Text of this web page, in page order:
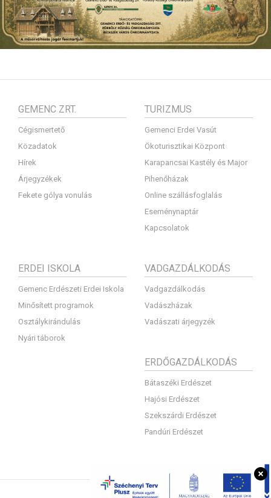
GEMENC ZRT.
Cégismertető
Közadatok
Hírek
Árjegyzékek
Fekete gólya vonulás
TURIZMUS
Gemenci Erdei Vasút
Ökoturisztikai Központ
Karapancsai Kastély és Major
Pihenőházak
Online szállásfoglalás
Eseménynaptár
Kapcsolatok
ERDEI ISKOLA
Gemenc Erdészeti Erdei Iskola
Minősített programok
Osztálykirándulás
Nyári táborok
VADGAZDÁLKODÁS
Vadgazdálkodás
Vadászházak
Vadászati árjegyzék
ERDŐGAZDÁLKODÁS
Bátaszéki Erdészet
Hajósi Erdészet
Szekszárdi Erdészet
Pandúri Erdészet